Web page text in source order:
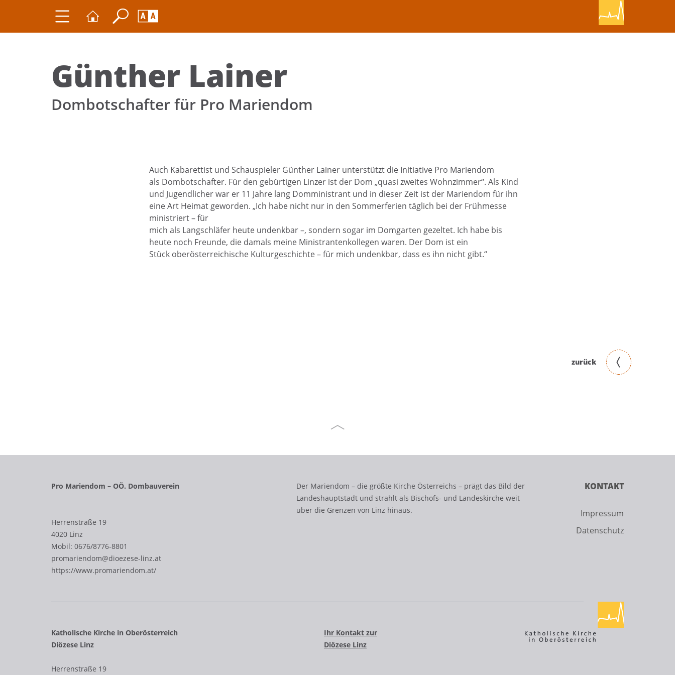
AAA A
Günther Lainer
Dombotschafter für Pro Mariendom
Auch Kabarettist und Schauspieler Günther Lainer unterstützt die Initiative Pro Mariendom
als Dombotschafter. Für den gebürtigen Linzer ist der Dom „quasi zweites Wohnzimmer“. Als Kind
und Jugendlicher war er 11 Jahre lang Domministrant und in dieser Zeit ist der Mariendom für ihn
eine Art Heimat geworden. „Ich habe nicht nur in den Sommerferien täglich bei der Frühmesse
ministriert – für
mich als Langschläfer heute undenkbar –, sondern sogar im Domgarten gezeltet. Ich habe bis
heute noch Freunde, die damals meine Ministrantenkollegen waren. Der Dom ist ein
Stück oberösterreichische Kulturgeschichte – für mich undenkbar, dass es ihn nicht gibt.“
zurück
KONTAKT
Impressum
Datenschutz
Pro Mariendom – OÖ. Dombauverein
Herrenstraße 19
4020 Linz
Mobil: 0676/8776-8801
promariendom@dioezese-linz.at
https://www.promariendom.at/
Der Mariendom – die größte Kirche Österreichs – prägt das Bild der
Landeshauptstadt und strahlt als Bischofs- und Landeskirche weit
über die Grenzen von Linz hinaus.
Katholische Kirche in Oberösterreich
Diözese Linz
Herrenstraße 19
Ihr Kontakt zur
Diözese Linz